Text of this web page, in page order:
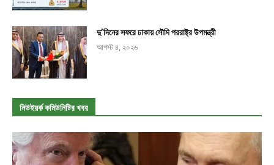
দু’দিনের সফরে ঢাকায় সৌদি পররাষ্ট্র উপমন্ত্রী
আগস্ট ৪, ২০২৬
নিউইয়র্ক কমিউনিটির খবর